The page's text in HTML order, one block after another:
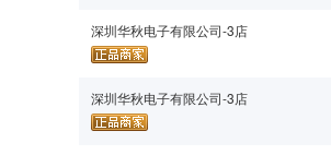
深圳华秋电子有限公司-3店
深圳华秋电子有限公司-3店